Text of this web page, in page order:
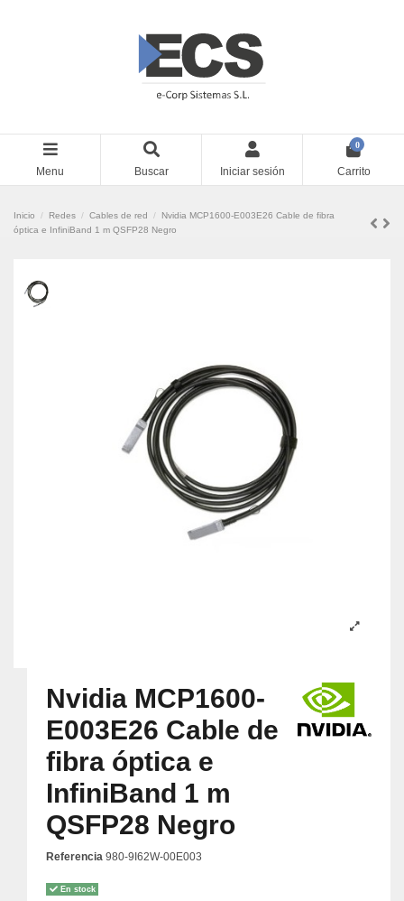
Menu Buscar Iniciar sesión
0
Carrito
Inicio Redes Cables de red
Nvidia MCP1600-E003E26 Cable de fibra
óptica e InfiniBand 1 m QSFP28 Negro
Nvidia MCP1600-
E003E26 Cable de
fibra óptica e
InfiniBand 1 m
QSFP28 Negro
Referencia 980-9I62W-00E003
En stock